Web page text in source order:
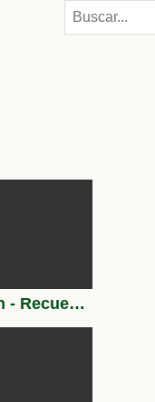
Legión - Recuerdos Gran Capitán 1983-88